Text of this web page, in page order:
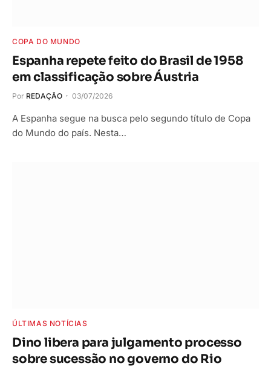
COPA DO MUNDO
Espanha repete feito do Brasil de 1958
em classificação sobre Áustria
Por REDAÇÃO 03/07/2026
A Espanha segue na busca pelo segundo título de Copa
do Mundo do país. Nesta…
ÚLTIMAS NOTÍCIAS
Dino libera para julgamento processo
sobre sucessão no governo do Rio